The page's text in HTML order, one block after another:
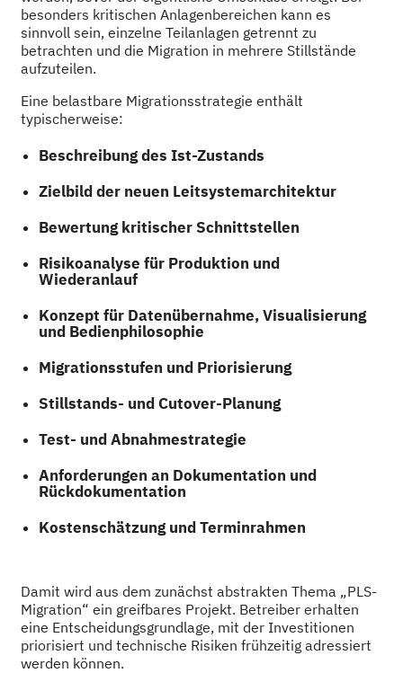
besonders kritischen Anlagenbereichen kann es
sinnvoll sein, einzelne Teilanlagen getrennt zu
betrachten und die Migration in mehrere Stillstände
aufzuteilen.
Eine belastbare Migrationsstrategie enthält
typischerweise:
Beschreibung des Ist-Zustands
Zielbild der neuen Leitsystemarchitektur
Bewertung kritischer Schnittstellen
Risikoanalyse für Produktion und
Wiederanlauf
Konzept für Datenübernahme, Visualisierung
und Bedienphilosophie
Migrationsstufen und Priorisierung
Stillstands- und Cutover-Planung
Test- und Abnahmestrategie
Anforderungen an Dokumentation und
Rückdokumentation
Kostenschätzung und Terminrahmen
Damit wird aus dem zunächst abstrakten Thema „PLS-
Migration“ ein greifbares Projekt. Betreiber erhalten
eine Entscheidungsgrundlage, mit der Investitionen
priorisiert und technische Risiken frühzeitig adressiert
werden können.